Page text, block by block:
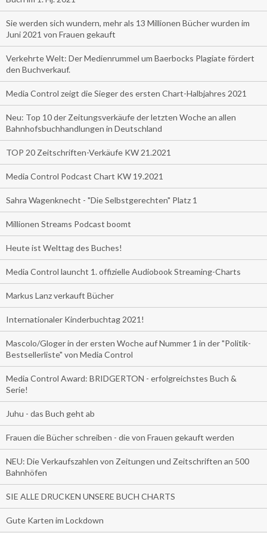
Sie werden sich wundern, mehr als 13 Millionen Bücher wurden im
Juni 2021 von Frauen gekauft
Verkehrte Welt: Der Medienrummel um Baerbocks Plagiate fördert
den Buchverkauf.
Media Control zeigt die Sieger des ersten Chart-Halbjahres 2021
Neu: Top 10 der Zeitungsverkäufe der letzten Woche an allen
Bahnhofsbuchhandlungen in Deutschland
TOP 20 Zeitschriften-Verkäufe KW 21.2021
Media Control Podcast Chart KW 19.2021
Sahra Wagenknecht - "Die Selbstgerechten" Platz 1
Millionen Streams Podcast boomt
Heute ist Welttag des Buches!
Media Control launcht 1. offizielle Audiobook Streaming-Charts
Markus Lanz verkauft Bücher
Internationaler Kinderbuchtag 2021!
Mascolo/Gloger in der ersten Woche auf Nummer 1 in der "Politik-
Bestsellerliste" von Media Control
Media Control Award: BRIDGERTON - erfolgreichstes Buch &
Serie!
Juhu - das Buch geht ab
Frauen die Bücher schreiben - die von Frauen gekauft werden
NEU: Die Verkaufszahlen von Zeitungen und Zeitschriften an 500
Bahnhöfen
SIE ALLE DRUCKEN UNSERE BUCH CHARTS
Gute Karten im Lockdown